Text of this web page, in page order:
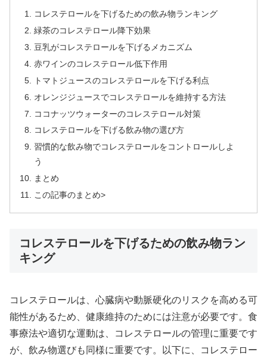
コレステロールを下げるための飲み物ランキング
緑茶のコレステロール降下効果
豆乳がコレステロールを下げるメカニズム
赤ワインのコレステロール低下作用
トマトジュースのコレステロールを下げる利点
オレンジジュースでコレステロールを維持する方法
ココナッツウォーターのコレステロール対策
コレステロールを下げる飲み物の選び方
習慣的な飲み物でコレステロールをコントロールしよ
う
まとめ
この記事のまとめ>
コレステロールを下げるための飲み物ラン
キング
コレステロールは、心臓病や動脈硬化のリスクを高める可
能性があるため、健康維持のためには注意が必要です。食
事療法や適切な運動は、コレステロールの管理に重要です
が、飲み物選びも同様に重要です。以下に、コレステロー